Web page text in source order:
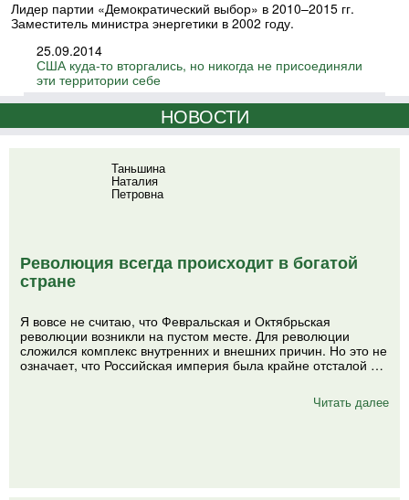
Лидер партии «Демократический выбор» в 2010–2015 гг.
Заместитель министра энергетики в 2002 году.
25.09.2014
США куда-то вторгались, но никогда не присоединяли
эти территории себе
НОВОСТИ
Таньшина
Наталия
Петровна
Революция всегда происходит в богатой
стране
Я вовсе не считаю, что Февральская и Октябрьская
революции возникли на пустом месте. Для революции
сложился комплекс внутренних и внешних причин. Но это не
означает, что Российская империя была крайне отсталой …
Читать далее